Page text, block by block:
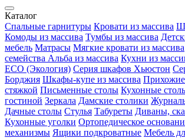
Каталог
Спальные гарнитуры Кровати из массива
Комоды из массива Тумбы из массива
мебель Матрасы Мягкие кровати из массива
семейства Альба из массива Кухни из
ECO (Экология) Серия шкафов Хьюстон
Борджия Шкафы-купе из массива Прихожие
стяжкой Письменные столы Кухонные
гостиной Зеркала Дамские столики
Дачные столы Стулья Табуреты Диваны,
Кухонные уголки Ортопедическое
механизмы Ящики подкроватные Мебель